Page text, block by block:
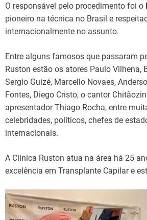
O responsável pelo procedimento foi o
pioneiro na técnica no Brasil e
internacionalmente no assunto.
Entre alguns famosos que passaram
Ruston estão os atores Paulo Vilhena,
Sergio Guizé, Marcello Novaes,
Fontes, Diego Cristo, o cantor
apresentador Thiago Rocha, entre
celebridades, políticos, chefes de
internacionais.
A Clínica Ruston atua na área há 25
excelência em Transplante Capilar e